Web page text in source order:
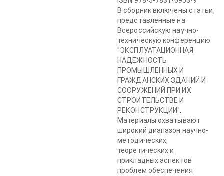
В сборник включены статьи,
представленные на
Всероссийскую научно-
техническую конференцию
"ЭКСПЛУАТАЦИОННАЯ
НАДЕЖНОСТЬ
ПРОМЫШЛЕННЫХ И
ГРАЖДАНСКИХ ЗДАНИЙ И
СООРУЖЕНИЙ ПРИ ИХ
СТРОИТЕЛЬСТВЕ И
РЕКОНСТРУКЦИИ".
Материалы охватывают
широкий диапазон научно-
методических,
теоретических и
прикладных аспектов
проблем обеспечения